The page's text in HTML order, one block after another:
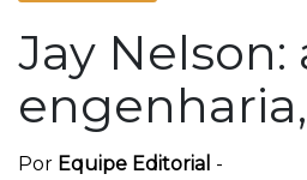
Jay Nelson:
Por Equipe Editorial -